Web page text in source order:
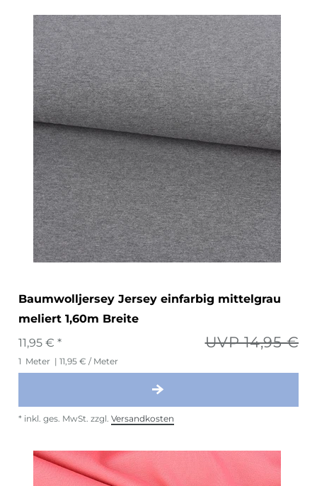
Baumwolljersey Jersey einfarbig mittelgrau
meliert 1,60m Breite
UVP 14,95 €
11,95 € *
1 Meter | 11,95 € / Meter
* inkl. ges. MwSt. zzgl. Versandkosten